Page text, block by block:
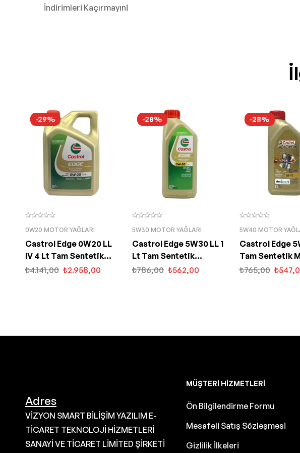
İndirimleri Kaçırmayın!
-29%
0W20 MOTOR YAĞLARI
Castrol Edge 0W20 LL
IV 4 Lt Tam Sentetik
Partiküllü Motor Yağı
₺4.141,00 ₺2.958,00
-28%
5W30 MOTOR YAĞLARI
Castrol Edge 5W30 LL 1
Lt Tam Sentetik
Partiküllü Motor Yağı
₺786,00 ₺562,00
-28%
5W40 MOTOR
Castrol Edge
Tam Sentetik
Yağı
₺765,00 ₺
Adres
VİZYON SMART BİLİŞİM YAZILIM E-
TİCARET TEKNOLOJİ HİZMETLERİ
SANAYİ VE TİCARET LİMİTED ŞİRKETİ
MÜŞTERI HIZMETLERI
Ön Bilgilendirme Formu
Mesafeli Satış Sözleşmesi
Gizlilik İlkeleri